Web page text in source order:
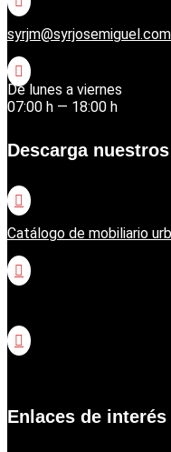
syrjm@syrjosemiguel.com

De lunes a viernes
07:00 h — 18:00 h
Descarga

Catálogo de mobiliario


Enlaces de interés